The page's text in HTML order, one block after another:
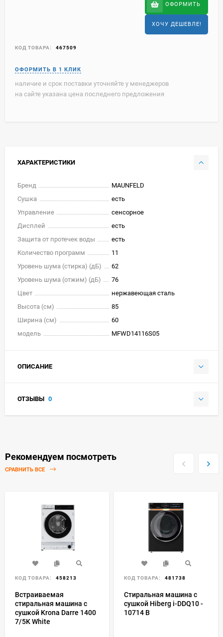
ОФОРМИТЬ
ХОЧУ ДЕШЕВЛЕ!
КОД ТОВАРА: 467509
наличие и срок поставки уточняйте у менеджеров
на сайте указана цена последнего предложения
ХАРАКТЕРИСТИКИ
Бренд
MAUNFELD
Сушка
есть
Управление
сенсорное
Дисплей
есть
Защита от протечек воды
есть
Количество программ
11
Уровень шума (стирка) (дБ)
62
Уровень шума (отжим) (дБ)
76
Цвет
нержавеющая сталь
Высота (см)
85
Ширина (см)
60
модель
MFWD14116S05
ОПИСАНИЕ
ОТЗЫВЫ 0
Рекомендуем посмотреть
СРАВНИТЬ ВСЕ
КОД ТОВАРА: 458213
Встраиваемая
стиральная машина с
сушкой Krona Darre 1400
7/5K White
КОД ТОВАРА: 481738
Стиральная машина с
сушкой Hiberg i-DDQ10 -
10714 B